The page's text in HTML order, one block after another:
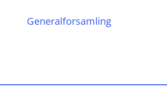
Generalforsamling